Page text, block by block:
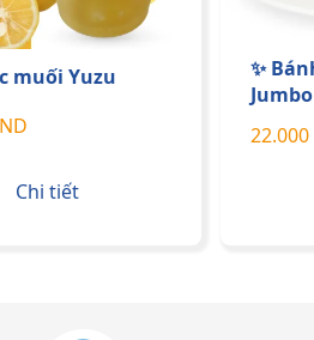
muối Yuzu
Chi tiết
✨
Jumbo
22.000